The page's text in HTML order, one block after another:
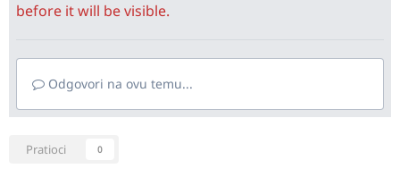
before it will be visible.
Odgovori na ovu temu...
Pratioci 0